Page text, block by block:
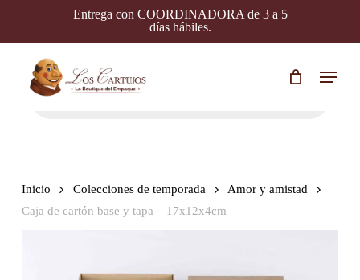
Entrega con COORDINADORA de 3 a 5
días hábiles.
Menu
Búsqueda
de
Inicio Colecciones de temporada
Amor y amistad
Caja de cartón base y tapa – 17x12x4cm